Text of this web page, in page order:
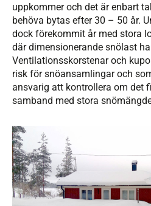
uppkommer och det är enbart
behöva bytas efter 30 – 50 år.
dock förekommit år med stora
där dimensionerande snölast
Ventilationsskorstenar och
risk för snöansamlingar och
ansvarig att kontrollera om det
samband med stora